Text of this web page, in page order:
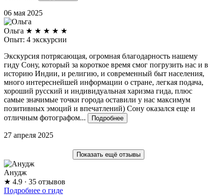
06 мая 2025
Ольга ★ ★ ★ ★ ★
Опыт: 4 экскурсии
Экскурсия потрясающая, огромная благодарность нашему
гиду Сону, который за короткое время смог погрузить нас и в
историю Индии, и религию, и современный быт населения,
много интереснейшей информации о стране, легкая подача,
хороший русский и индивидуальная харизма гида, плюс
самые значимые точки города оставили у нас максимум
позитивных эмоций и впечатлений) Сону оказался еще и
отличным фотографом...
Подробнее
27 апреля 2025
Показать ещё отзывы
Анудж
★ 4.9 · 35 отзывов
Подробнее о гиде